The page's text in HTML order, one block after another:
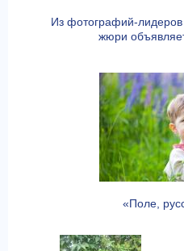
Из фотографий-лидеров
жюри
«Поле,